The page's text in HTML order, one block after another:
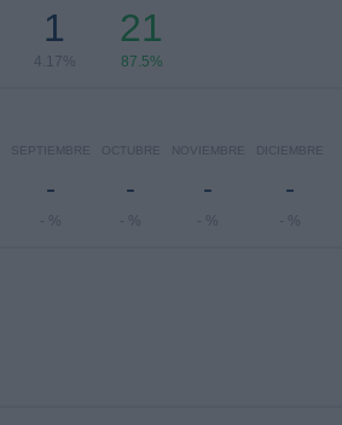
1
4.17%
21
87.5%
SEPTIEMBRE
-
- %
OCTUBRE
-
- %
NOVIEMBRE
-
- %
DICIEMBRE
-
- %